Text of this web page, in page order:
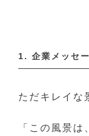
1. 企業メッセ
ただキレイな
「この風景